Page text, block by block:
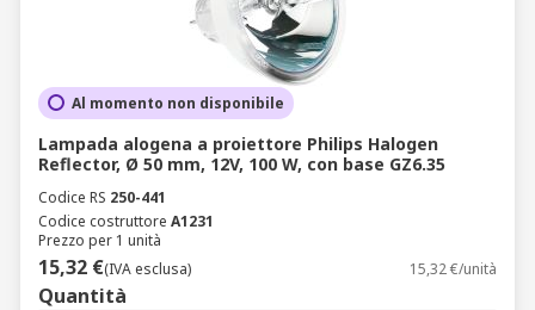
Al momento non disponibile
Lampada alogena a proiettore Philips Halogen
Reflector, Ø 50 mm, 12V, 100 W, con base GZ6.35
Codice RS 250-441
Codice costruttore A1231
Prezzo per 1 unità
15,32 €(IVA esclusa) 15,32 €/unità
Quantità